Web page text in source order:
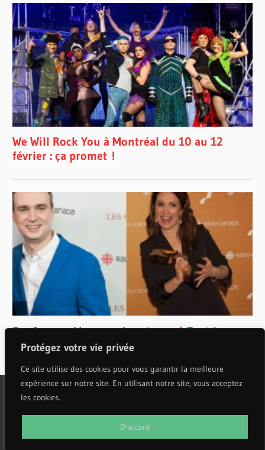
Protégez votre vie privée
Ce site utilise des cookies pour vous garantir la meilleure
expérience sur notre site. En utilisant notre site, vous acceptez
les cookies.
D'accord
WordPress Theme: Wellington by ThemeZee.